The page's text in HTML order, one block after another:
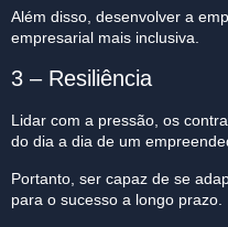
Além disso, desenvolver a
empresarial mais inclusiva.
3 – Resiliência
Lidar com a pressão, os
do dia a dia de um
Portanto, ser capaz de se
para o sucesso a longo prazo.